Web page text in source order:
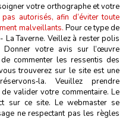
votre orthographe et votre
autorisés, afin d’éviter toute
malveillants. Pour ce type de
La Taverne. Veillez à rester polis
votre avis sur l’œuvre
commenter les ressentis des
trouverez sur le site est une
Veuillez prendre
valider votre commentaire. Le
sur ce site. Le webmaster se
ne respectant pas les règles